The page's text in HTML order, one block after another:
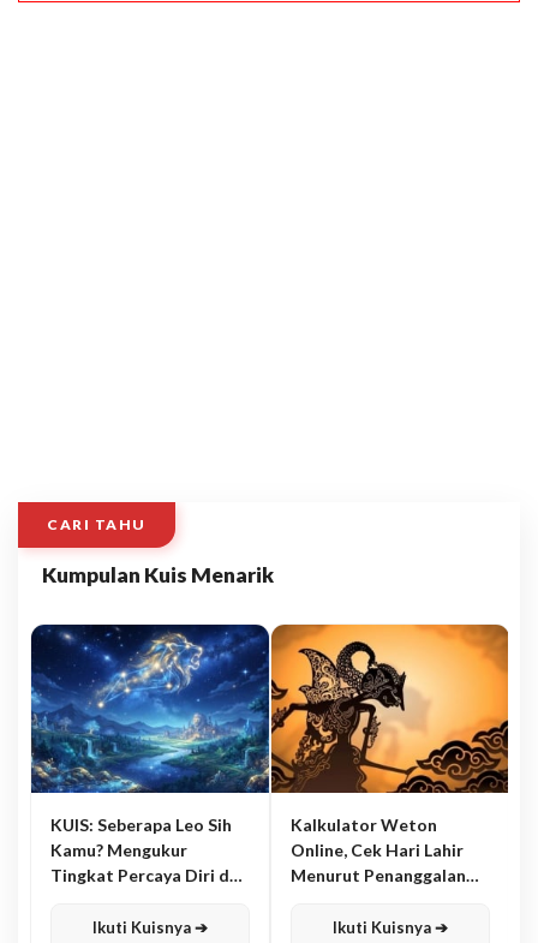
CARI TAHU
Kumpulan Kuis Menarik
KUIS: Seberapa Leo Sih
Kamu? Mengukur
Tingkat Percaya Diri dan
Ikuti Kuisnya ➔
Kalkulator Weton
Online, Cek Hari Lahir
Menurut Penanggalan
Ikuti Kuisnya ➔